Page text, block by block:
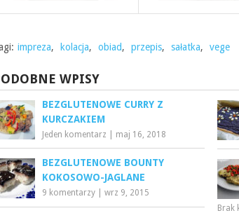
impreza, kolacja, obiad, przepis, sałatka, vege
WPISY
BEZGLUTENOWE CURRY Z
KURCZAKIEM
Jeden komentarz maj 16, 2018
BEZGLUTENOWE BOUNTY
KOKOSOWO-JAGLANE
9 komentarzy wrz 9, 2015
Brak